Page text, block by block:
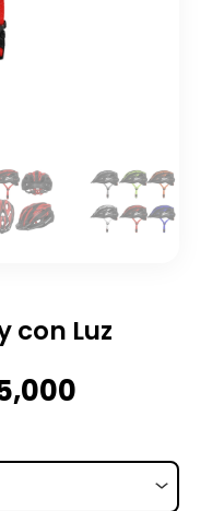
con Luz
El
actual